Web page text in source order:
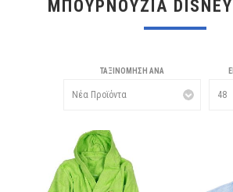
ΜΠΟΥΡΝΟΥΖΙΑ
ΤΑΞΙΝΌΜΗΣΗ ΑΝΆ